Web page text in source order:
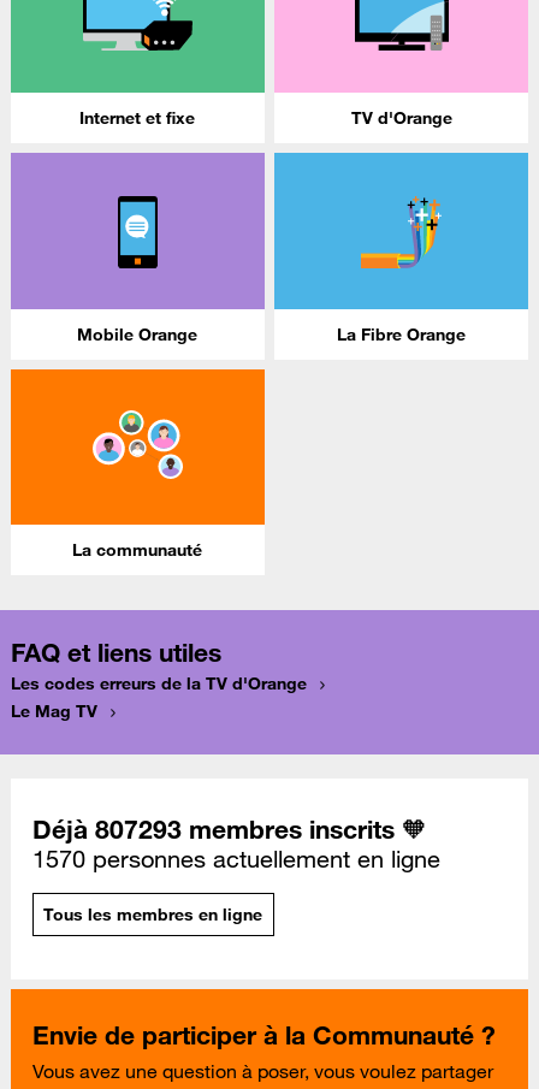
Internet et fixe TV d'Orange
Mobile Orange La Fibre Orange
La communauté
FAQ et liens utiles
Les codes erreurs de la TV d'Orange
Le Mag TV
Déjà 807293 membres inscrits 🧡
1570 personnes actuellement en ligne
Tous les membres en ligne
Envie de participer à la Communauté ?
Vous avez une question à poser, vous voulez partager